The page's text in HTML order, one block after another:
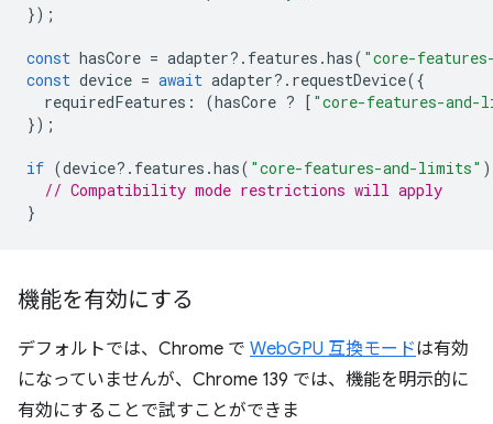
});
const hasCore = adapter? . features .has( "core-
const device = await adapter? . requestDevice({
requiredFeatures : (hasCore ? [ "core-features-
});
if (device? . features .has( "core-features-and-limits"
// Compatibility mode restrictions will apply
}
機能を有効にする
デフォルトでは、Chrome で WebGPU 互換モードは有効
になっていませんが、Chrome 139 では、機能を明示的に
有効にすることで試すことができま